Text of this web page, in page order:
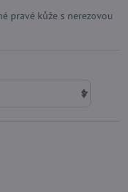
pravé kůže s nerezovou